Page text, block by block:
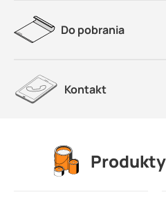
Do pobrania
Kontakt